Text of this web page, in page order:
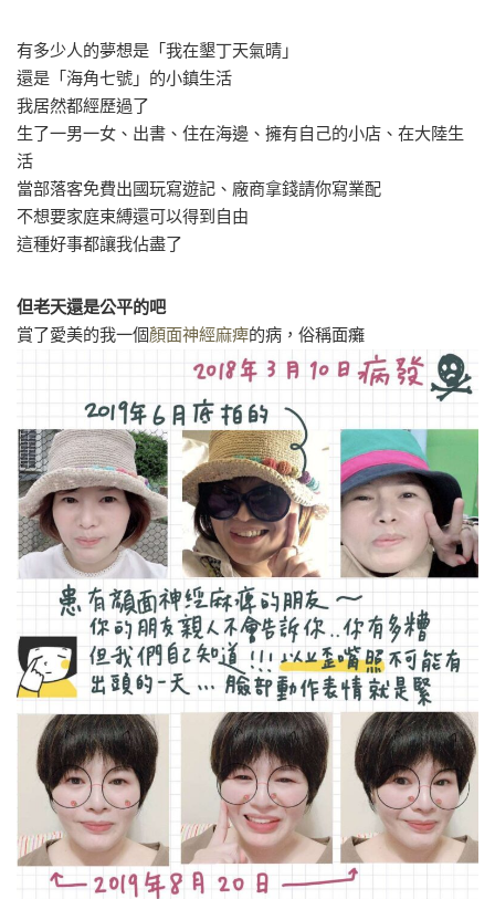
有多少人的夢想是「我在墾丁天氣晴」
還是「海角七號」的小鎮生活
我居然都經歷過了
生了一男一女、出書、住在海邊、擁有自己的小店、在大陸生
活
當部落客免費出國玩寫遊記、廠商拿錢請你寫業配
不想要家庭束縛還可以得到自由
這種好事都讓我佔盡了
但老天還是公平的吧
賞了愛美的我一個顏面神經麻痺的病，俗稱面癱